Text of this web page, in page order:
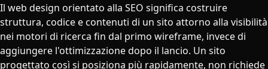
Il web design orientato alla SEO significa costruire
struttura, codice e contenuti di un sito attorno alla visibilità
nei motori di ricerca fin dal primo wireframe, invece di
aggiungere l'ottimizzazione dopo il lancio. Un sito
progettato così si posiziona più rapidamente, non richiede